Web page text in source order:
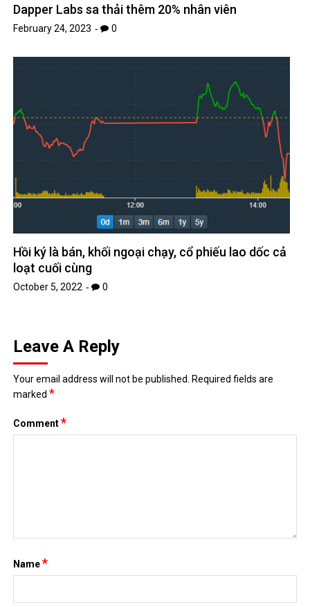
Dapper Labs sa thải thêm 20% nhân viên
February 24, 2023 0
Hồi ký là bán, khối ngoại chạy, cổ phiếu lao dốc cả
loạt cuối cùng
October 5, 2022 0
Leave A Reply
Your email address will not be published. Required fields are
marked*
Comment*
Name*